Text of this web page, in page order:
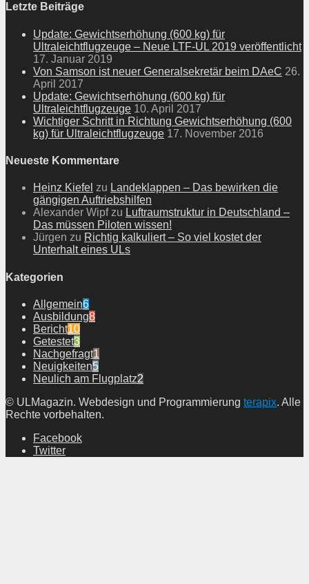
Letzte Beiträge
Update: Gewichtserhöhung (600 kg) für
Ultraleichtflugzeuge – Neue LTF-UL 2019 veröffentlicht
17. Januar 2019
Von Samson ist neuer Generalsekretär beim DAeC 26.
April 2017
Update: Gewichtserhöhung (600 kg) für
Ultraleichtflugzeuge 10. April 2017
Wichtiger Schritt in Richtung Gewichtserhöhung (600
kg) für Ultraleichtflugzeuge 17. November 2016
Neueste Kommentare
Heinz Kiefel zu Landeklappen – Das bewirken die
gängigen Auftriebshilfen
Alexander Wipfzu Luftraumstruktur in Deutschland –
Das müssen Piloten wissen!
Jürgen zu Richtig kalkuliert – So viel kostet der
Unterhalt eines ULs
Kategorien
Allgemein6
Ausbildung8
Bericht10
Getestet3
Nachgefragt1
Neuigkeiten5
Neulich am Flugplatz2
© ULMagazin. Webdesign und Programmierung terapix. Alle
Rechte vorbehalten.
Facebook
Twitter